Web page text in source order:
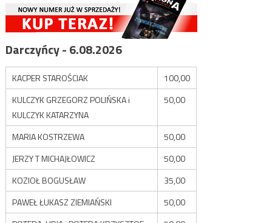
Darczyńcy - 6.08.2026
KACPER STAROŚCIAK
100,00
KULCZYK GRZEGORZ POLIŃSKA i
KULCZYK KATARZYNA
50,00
MARIA KOSTRZEWA
50,00
JERZY T MICHAJŁOWICZ
50,00
KOZIOŁ BOGUSŁAW
35,00
PAWEŁ ŁUKASZ ZIEMIAŃSKI
50,00